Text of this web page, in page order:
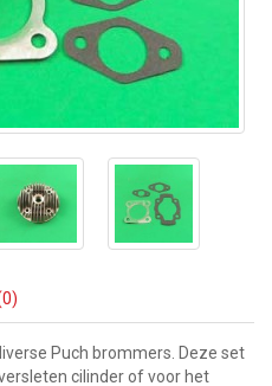
Puch brommers. Deze set
cilinder of voor het